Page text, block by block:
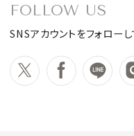
FOLLOW US
SNSアカウントをフォロー